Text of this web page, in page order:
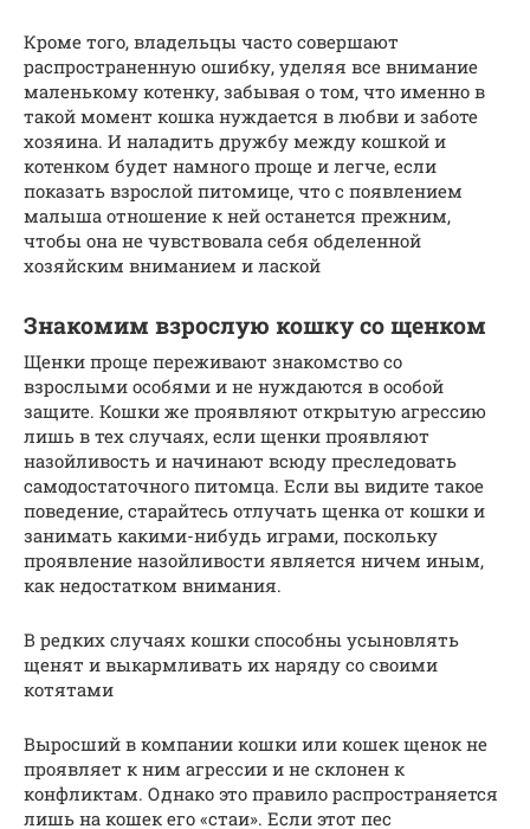
Кроме того, владельцы часто совершают
распространенную ошибку, уделяя все внимание
маленькому котенку, забывая о том, что именно в
такой момент кошка нуждается в любви и заботе
хозяина. И наладить дружбу между кошкой и
котенком будет намного проще и легче, если
показать взрослой питомице, что с появлением
малыша отношение к ней останется прежним,
чтобы она не чувствовала себя обделенной
хозяйским вниманием и лаской
Знакомим взрослую кошку со щенком
Щенки проще переживают знакомство со
взрослыми особями и не нуждаются в особой
защите. Кошки же проявляют открытую агрессию
лишь в тех случаях, если щенки проявляют
назойливость и начинают всюду преследовать
самодостаточного питомца. Если вы видите такое
поведение, старайтесь отлучать щенка от кошки и
занимать какими-нибудь играми, поскольку
проявление назойливости является ничем иным,
как недостатком внимания.
В редких случаях кошки способны усыновлять
щенят и выкармливать их наряду со своими
котятами
Выросший в компании кошки или кошек щенок не
проявляет к ним агрессии и не склонен к
конфликтам. Однако это правило распространяется
лишь на кошек его «стаи». Если этот пес